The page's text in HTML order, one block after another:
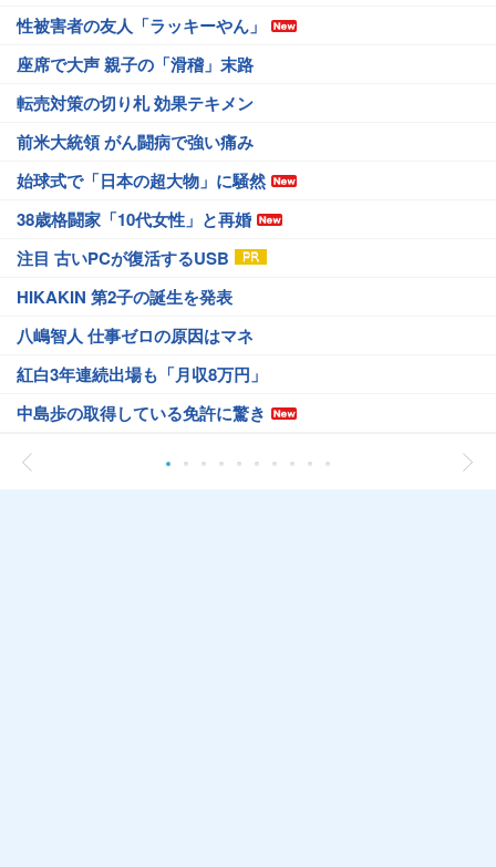
性被害者の友人「ラッキーやん」
座席で大声 親子の「滑稽」末路
転売対策の切り札 効果テキメン
前米大統領 がん闘病で強い痛み
始球式で「日本の超大物」に騒然
38歳格闘家「10代女性」と再婚
注目 古いPCが復活するUSB
HIKAKIN 第2子の誕生を発表
八嶋智人 仕事ゼロの原因はマネ
紅白3年連続出場も「月収8万円」
中島歩の取得している免許に驚き